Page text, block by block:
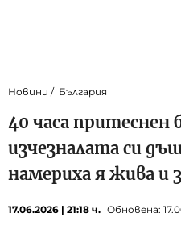
Новини България
40 часа притеснен
изчезналата си
намериха я жива и
17.06.2026 | 21:18 ч. Обновена: